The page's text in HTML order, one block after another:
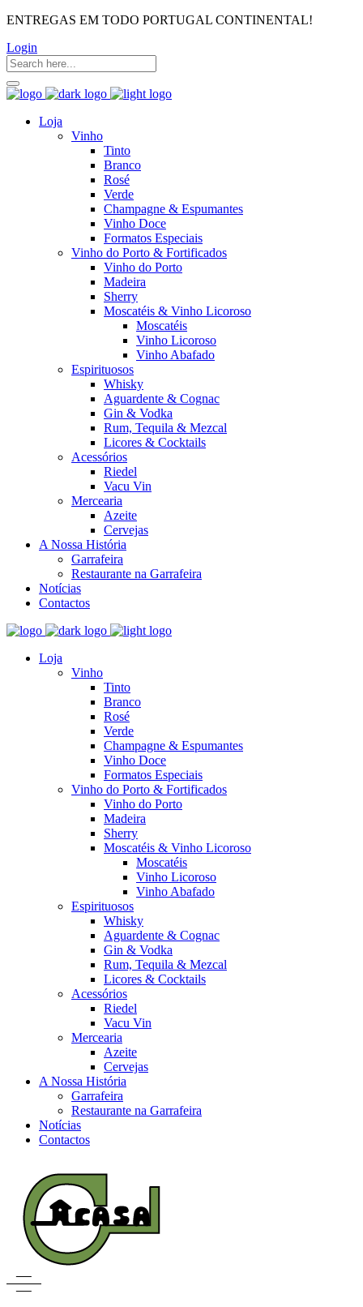
ENTREGAS EM TODO PORTUGAL CONTINENTAL!
Login
Loja
Vinho
Tinto
Branco
Rosé
Verde
Champagne & Espumantes
Vinho Doce
Formatos Especiais
Vinho do Porto & Fortificados
Vinho do Porto
Madeira
Sherry
Moscatéis & Vinho Licoroso
Moscatéis
Vinho Licoroso
Vinho Abafado
Espirituosos
Whisky
Aguardente & Cognac
Gin & Vodka
Rum, Tequila & Mezcal
Licores & Cocktails
Acessórios
Riedel
Vacu Vin
Mercearia
Azeite
Cervejas
A Nossa História
Garrafeira
Restaurante na Garrafeira
Notícias
Contactos
Loja
Vinho
Tinto
Branco
Rosé
Verde
Champagne & Espumantes
Vinho Doce
Formatos Especiais
Vinho do Porto & Fortificados
Vinho do Porto
Madeira
Sherry
Moscatéis & Vinho Licoroso
Moscatéis
Vinho Licoroso
Vinho Abafado
Espirituosos
Whisky
Aguardente & Cognac
Gin & Vodka
Rum, Tequila & Mezcal
Licores & Cocktails
Acessórios
Riedel
Vacu Vin
Mercearia
Azeite
Cervejas
A Nossa História
Garrafeira
Restaurante na Garrafeira
Notícias
Contactos